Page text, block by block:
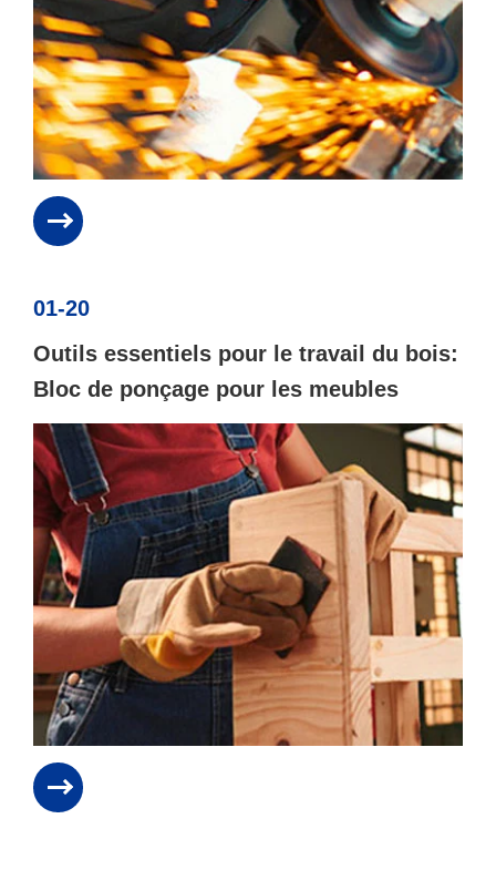
01-20
Outils essentiels pour le travail du bois:
Bloc de ponçage pour les meubles